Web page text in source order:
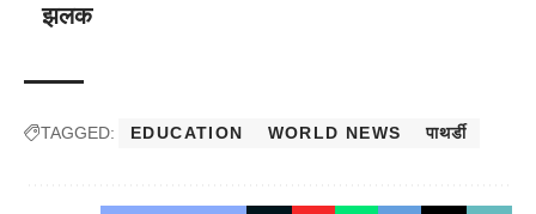
झलक
TAGGED: EDUCATION WORLD NEWS पाथर्डी